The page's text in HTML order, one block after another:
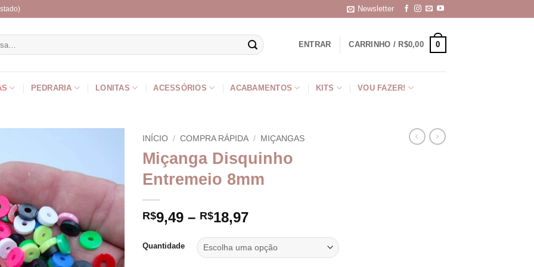
Newsletter
ENTRAR CARRINHO / R$0,00 0
PEDRARIA LONITAS ACESSÓRIOS ACABAMENTOS KITS VOU FAZER!
INÍCIO / COMPRA RÁPIDA / MIÇANGAS
Miçanga Disquinho
Entremeio 8mm
R$9,49 – R$18,97Faixa
preço:
R$9,49
Quantidade